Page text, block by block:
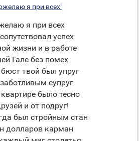
я при всех"
я при всех
успех
жизни и в работе
Гале без помех
твой был упруг
супруг
было тесно
и от подруг!
был стройным стан
долларов карман